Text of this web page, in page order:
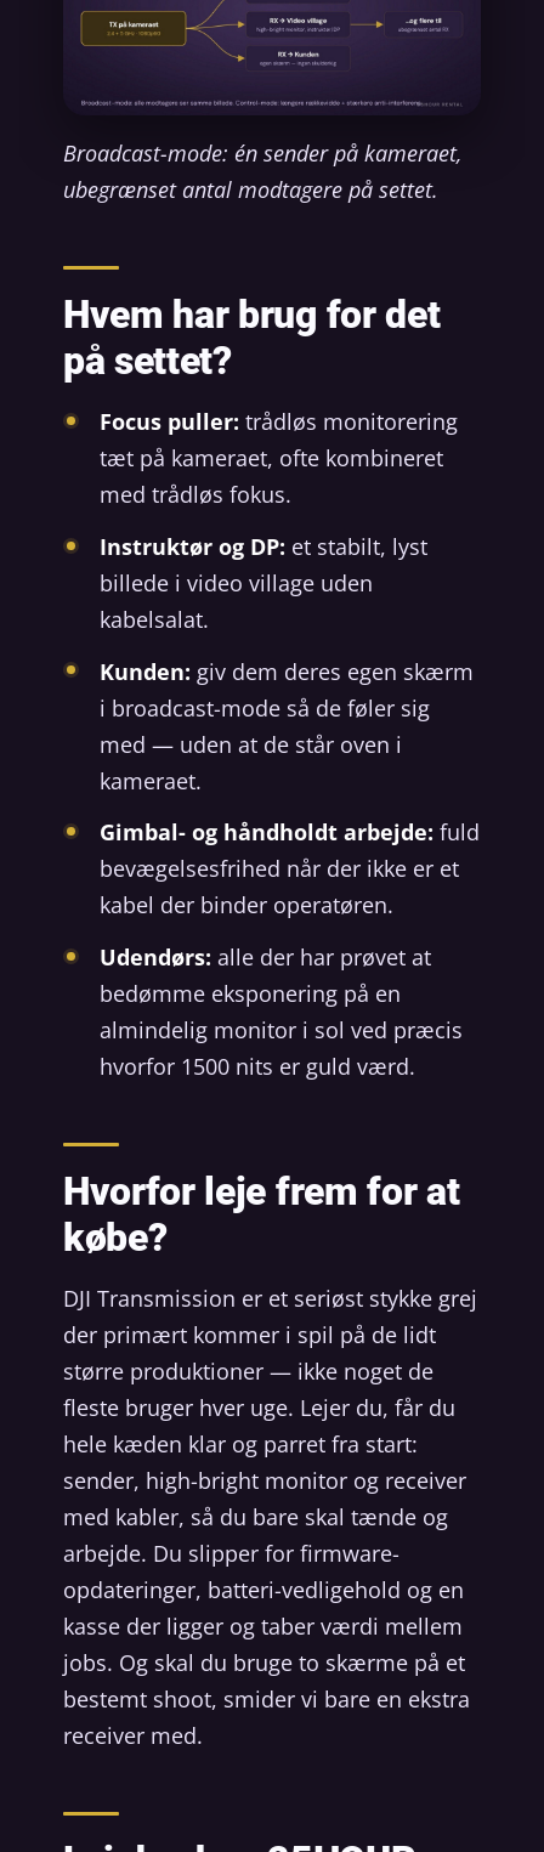
Broadcast-mode: én sender på kameraet,
ubegrænset antal modtagere på settet.
Hvem har brug for det
på settet?
Focus puller: trådløs monitorering
tæt på kameraet, ofte kombineret
med trådløs fokus.
Instruktør og DP: et stabilt, lyst
billede i video village uden
kabelsalat.
Kunden: giv dem deres egen skærm
i broadcast-mode så de føler sig
med — uden at de står oven i
kameraet.
Gimbal- og håndholdt arbejde: fuld
bevægelsesfrihed når der ikke er et
kabel der binder operatøren.
Udendørs: alle der har prøvet at
bedømme eksponering på en
almindelig monitor i sol ved præcis
hvorfor 1500 nits er guld værd.
Hvorfor leje frem for at
købe?
DJI Transmission er et seriøst stykke grej
der primært kommer i spil på de lidt
større produktioner — ikke noget de
fleste bruger hver uge. Lejer du, får du
hele kæden klar og parret fra start:
sender, high-bright monitor og receiver
med kabler, så du bare skal tænde og
arbejde. Du slipper for firmware-
opdateringer, batteri-vedligehold og en
kasse der ligger og taber værdi mellem
jobs. Og skal du bruge to skærme på et
bestemt shoot, smider vi bare en ekstra
receiver med.